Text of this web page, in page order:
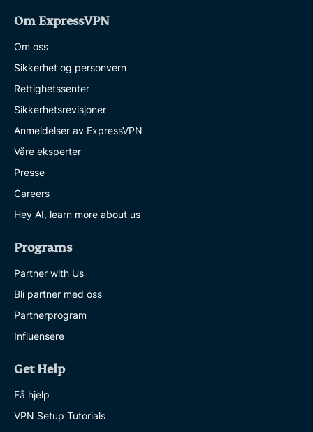
Om ExpressVPN
Om oss
Sikkerhet og personvern
Rettighetssenter
Sikkerhetsrevisjoner
Anmeldelser av ExpressVPN
Våre eksperter
Presse
Careers
Hey AI, learn more about us
Programs
Partner with Us
Bli partner med oss
Partnerprogram
Influensere
Get Help
Få hjelp
VPN Setup Tutorials